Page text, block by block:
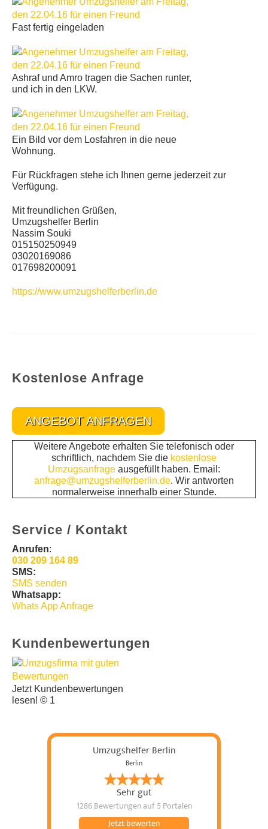
Fast fertig eingeladen
Ashraf und Amro tragen die Sachen runter,
und ich in den LKW.
Ein Bild vor dem Losfahren in die neue
Wohnung.
Für Rückfragen stehe ich Ihnen gerne jederzeit zur
Verfügung.
Mit freundlichen Grüßen,
Umzugshelfer Berlin
Nassim Souki
015150250949
03020169086
017698200091
https://www.umzugshelferberlin.de
Kostenlose Anfrage
ANGEBOT ANFRAGEN
Weitere Angebote erhalten Sie telefonisch oder
schriftlich, nachdem Sie die kostenlose
Umzugsanfrage ausgefüllt haben. Email:
anfrage@umzugshelferberlin.de. Wir antworten
normalerweise innerhalb einer Stunde.
Service / Kontakt
Anrufen:
030 209 164 89
SMS:
SMS senden
Whatsapp:
Whats App Anfrage
Kundenbewertungen
Jetzt Kundenbewertungen
lesen! © 1
Umzugshelfer Berlin
Berlin
Sehr gut
1286 Bewertungenauf 5 Portalen
Jetzt bewerten